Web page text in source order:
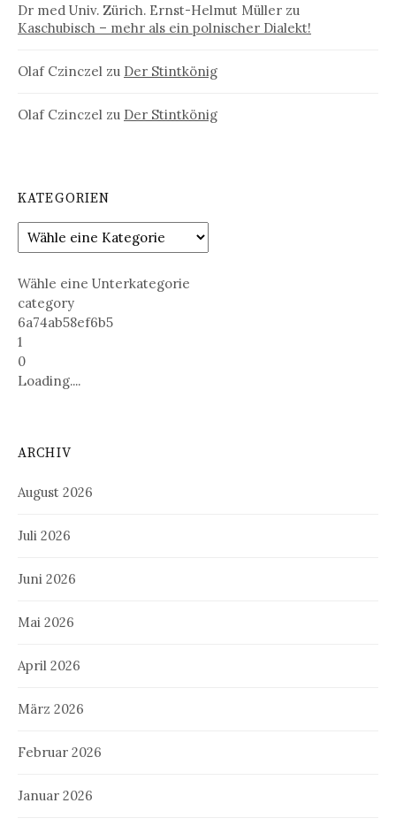
Dr med Univ. Zürich. Ernst-Helmut Müller zu
Kaschubisch – mehr als ein polnischer Dialekt!
Olaf Czinczel zu Der Stintkönig
Olaf Czinczel zu Der Stintkönig
KATEGORIEN
Wähle eine Unterkategorie
category
6a74ab58ef6b5
1
0
Loading....
ARCHIV
August 2026
Juli 2026
Juni 2026
Mai 2026
April 2026
März 2026
Februar 2026
Januar 2026